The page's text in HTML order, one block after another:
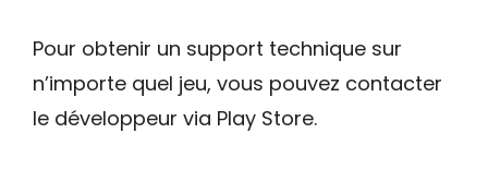
Pour obtenir un support technique sur
n’importe quel jeu, vous pouvez contacter
le développeur via Play Store.